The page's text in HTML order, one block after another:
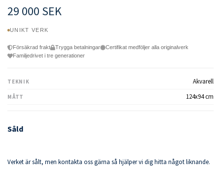
29 000 SEK
UNIKT VERK
Försäkrad frakt Trygga betalningar
Certifikat medföljer alla originalverk
Familjedrivet i tre generationer
TEKNIK Akvarell
MÅTT 124x94 cm
Såld
Verket är sålt, men kontakta oss gärna så hjälper vi dig hitta något liknande.